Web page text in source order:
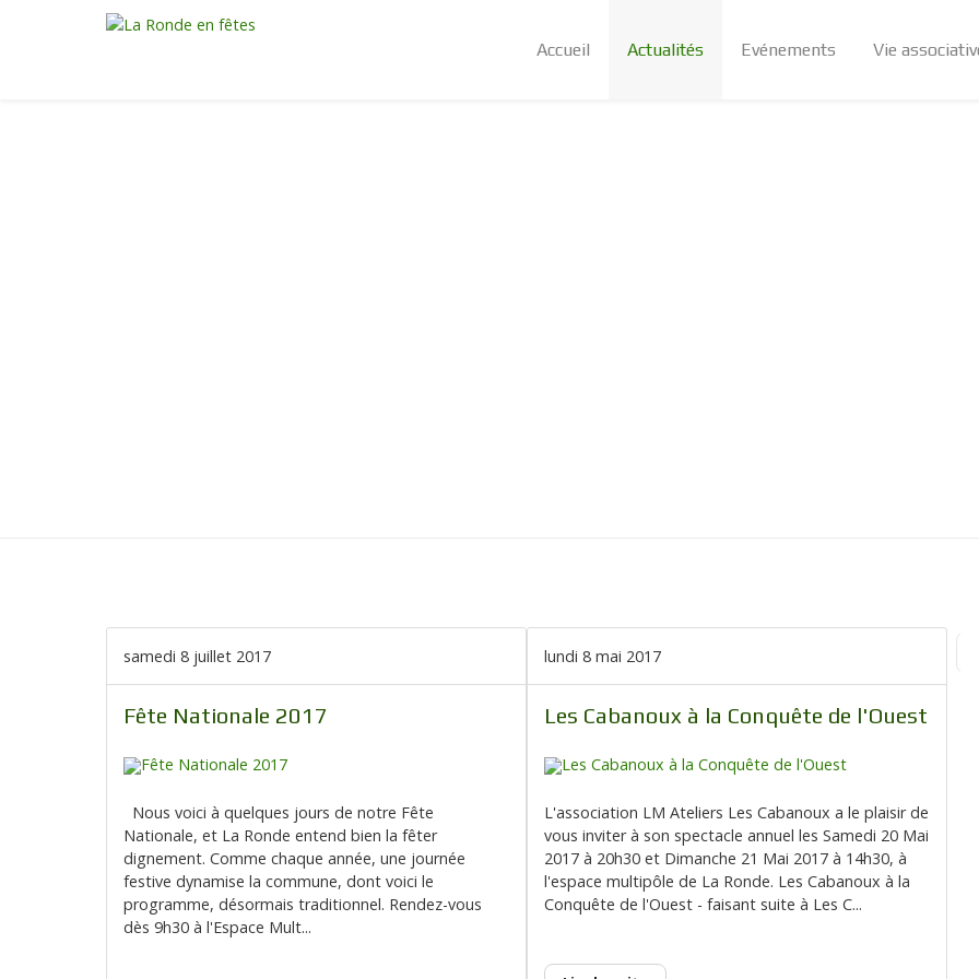
Accueil Actualités Evénements Vie
samedi 8 juillet 2017
Fête Nationale 2017
Nous voici à quelques jours de notre Fête
Nationale, et La Ronde entend bien la fêter
dignement. Comme chaque année, une journée
festive dynamise la commune, dont voici le
programme, désormais traditionnel. Rendez-vous
dès 9h30 à l'Espace Mult...
lundi 8 mai 2017
Les Cabanoux à la Conquête de l'Ouest
L'association LM Ateliers Les Cabanoux a le plaisir de
vous inviter à son spectacle annuel les Samedi 20 Mai
2017 à 20h30 et Dimanche 21 Mai 2017 à 14h30, à
l'espace multipôle de La Ronde. Les Cabanoux à la
Conquête de l'Ouest - faisant suite à Les C...